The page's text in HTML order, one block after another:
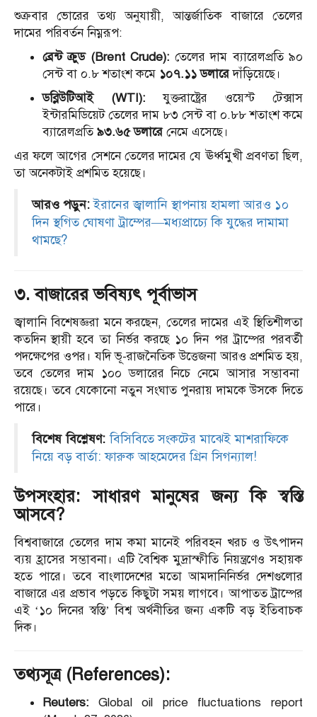
শুক্রবার ভোরের তথ্য অনুযায়ী, আন্তর্জাতিক বাজারে তেলের
দামের পরিবর্তন নিম্নরূপ:
ব্রেন্ট ক্রুড (Brent Crude): তেলের দাম ব্যারেলপ্রতি ৯০
সেন্ট বা ০.৮ শতাংশ কমে ১০৭.১১ ডলারেদাঁড়িয়েছে।
ডব্লিউটিআই (WTI): যুক্তরাষ্ট্রের ওয়েস্ট টেক্সাস
ইন্টারমিডিয়েট তেলের দাম ৮৩ সেন্ট বা ০.৮৮ শতাংশ কমে
ব্যারেলপ্রতি৯৩.৬৫ ডলারেনেমে এসেছে।
এর ফলে আগের সেশনে তেলের দামের যে ঊর্ধ্বমুখী প্রবণতা ছিল,
তা অনেকটাই প্রশমিত হয়েছে।
আরও পড়ুন: ইরানের জ্বালানি স্থাপনায় হামলা আরও ১০
দিন স্থগিত ঘোষণা ট্রাম্পের—মধ্যপ্রাচ্যে কি যুদ্ধের দামামা
থামছে?
৩. বাজারের ভবিষ্যৎ পূর্বাভাস
জ্বালানি বিশেষজ্ঞরা মনে করছেন, তেলের দামের এই স্থিতিশীলতা
কতদিন স্থায়ী হবে তা নির্ভর করছে ১০ দিন পর ট্রাম্পের পরবর্তী
পদক্ষেপের ওপর। যদি ভূ-রাজনৈতিক উত্তেজনা আরও প্রশমিত হয়,
তবে তেলের দাম ১০০ ডলারের নিচে নেমে আসার সম্ভাবনা
রয়েছে। তবে যেকোনো নতুন সংঘাত পুনরায় দামকে উসকে দিতে
পারে।
বিশেষ বিশ্লেষণ: বিসিবিতে সংকটের মাঝেই মাশরাফিকে
নিয়ে বড় বার্তা: ফারুক আহমেদের গ্রিন সিগন্যাল!
উপসংহার: সাধারণ মানুষের জন্য কি স্বস্তি
আসবে?
বিশ্ববাজারে তেলের দাম কমা মানেই পরিবহন খরচ ও উৎপাদন
ব্যয় হ্রাসের সম্ভাবনা। এটি বৈশ্বিক মুদ্রাস্ফীতি নিয়ন্ত্রণেও সহায়ক
হতে পারে। তবে বাংলাদেশের মতো আমদানিনির্ভর দেশগুলোর
বাজারে এর প্রভাব পড়তে কিছুটা সময় লাগবে। আপাতত ট্রাম্পের
এই ‘১০ দিনের স্বস্তি’ বিশ্ব অর্থনীতির জন্য একটি বড় ইতিবাচক
দিক।
তথ্যসূত্র (References):
Reuters: Global oil price fluctuations report